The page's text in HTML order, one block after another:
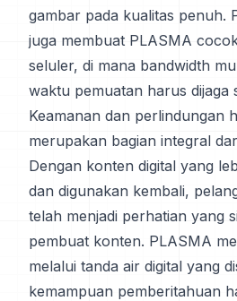
gambar pada kualitas penuh.
juga membuat PLASMA
seluler, di mana bandwidth
waktu pemuatan harus dijaga
Keamanan dan perlindungan
merupakan bagian integral
Dengan konten digital yang
dan digunakan kembali,
telah menjadi perhatian yang
pembuat konten. PLASMA
melalui tanda air digital yang
kemampuan pemberitahuan